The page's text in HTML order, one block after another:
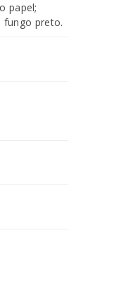
papel;
fungo preto.